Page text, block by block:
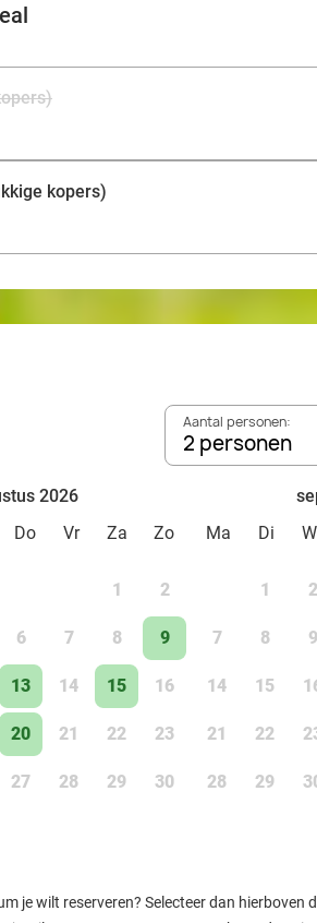
kopers)
Aantal personen:
2 personen
2026
Do Vr Za Zo
1 2
6 7 8 9
13 14 15 16
20 21 22 23
27 28 29 30
Ma
Di
1 2
7 8 9
14 15
21 22
28 29
je wilt reserveren? Selecteer dan